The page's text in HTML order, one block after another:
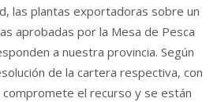
las plantas exportadoras sobre un
aprobadas por la Mesa de Pesca
a nuestra provincia. Según
de la cartera respectiva, con
el recurso y se están